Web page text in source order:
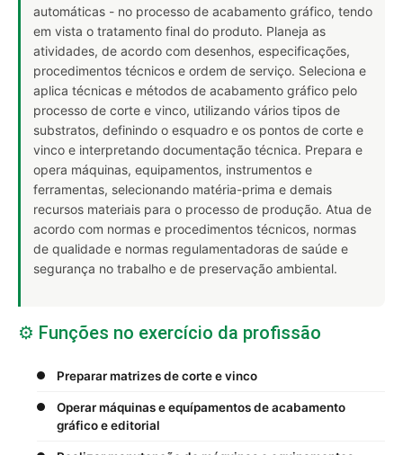
automáticas - no processo de acabamento gráfico, tendo
em vista o tratamento final do produto. Planeja as
atividades, de acordo com desenhos, especificações,
procedimentos técnicos e ordem de serviço. Seleciona e
aplica técnicas e métodos de acabamento gráfico pelo
processo de corte e vinco, utilizando vários tipos de
substratos, definindo o esquadro e os pontos de corte e
vinco e interpretando documentação técnica. Prepara e
opera máquinas, equipamentos, instrumentos e
ferramentas, selecionando matéria-prima e demais
recursos materiais para o processo de produção. Atua de
acordo com normas e procedimentos técnicos, normas
de qualidade e normas regulamentadoras de saúde e
segurança no trabalho e de preservação ambiental.
⚙️ Funções no exercício da profissão
Preparar matrizes de corte e vinco
Operar máquinas e equípamentos de acabamento
gráfico e editorial